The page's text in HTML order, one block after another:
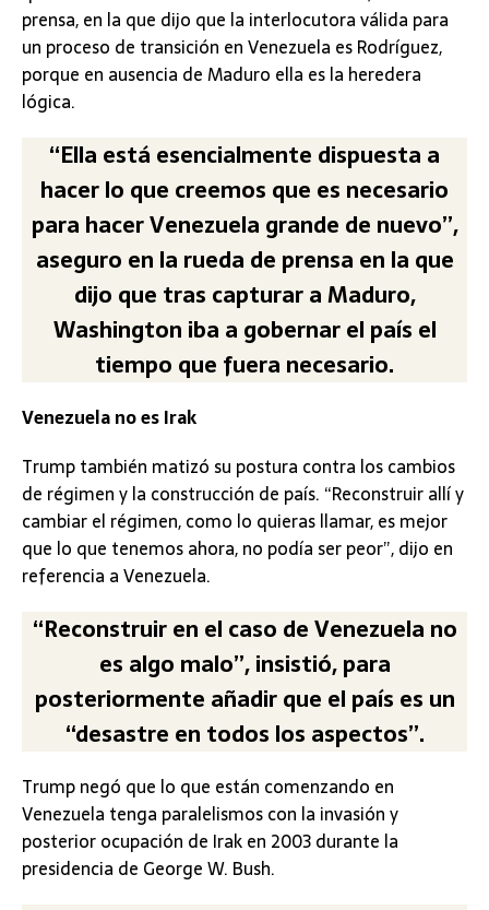
prensa, en la que dijo que la interlocutora válida para
un proceso de transición en Venezuela es Rodríguez,
porque en ausencia de Maduro ella es la heredera
lógica.
“Ella está esencialmente dispuesta a
hacer lo que creemos que es necesario
para hacer Venezuela grande de nuevo”,
aseguro en la rueda de prensa en la que
dijo que tras capturar a Maduro,
Washington iba a gobernar el país el
tiempo que fuera necesario.
Venezuela no es Irak
Trump también matizó su postura contra los cambios
de régimen y la construcción de país. “Reconstruir allí y
cambiar el régimen, como lo quieras llamar, es mejor
que lo que tenemos ahora, no podía ser peor”, dijo en
referencia a Venezuela.
“Reconstruir en el caso de Venezuela no
es algo malo”, insistió, para
posteriormente añadir que el país es un
“desastre en todos los aspectos”.
Trump negó que lo que están comenzando en
Venezuela tenga paralelismos con la invasión y
posterior ocupación de Irak en 2003 durante la
presidencia de George W. Bush.